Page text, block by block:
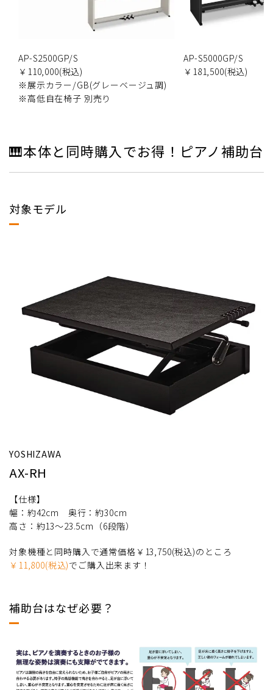
AP-S2500GP/S
￥110,000(税込)
※展示カラー/GB(グレーベージュ調)
※高低自在椅子 別売り
AP-S5000GP/S
￥181,500(税込)
🎹本体と同時購入でお得！ピアノ補助台
対象モデル
YOSHIZAWA
AX-RH
【仕様】
幅：約42cm 奥行：約30cm
高さ：約13〜23.5cm（6段階）
対象機種と同時購入で通常価格￥13,750(税込)のところ
￥11,800(税込)でご購入出来ます！
補助台はなぜ必要？